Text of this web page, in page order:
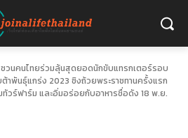
ชวนคนไทยร่วมลุ้นสุดยอดนักขับแทรกเตอร์รอบ
ต้าพันธุ์แกร่ง 2023 ชิงถ้วยพระราชทานครั้งแรก
วร์ฟาร์ม และอิ่มอร่อยกับอาหารชื่อดัง 18 พ.ย.